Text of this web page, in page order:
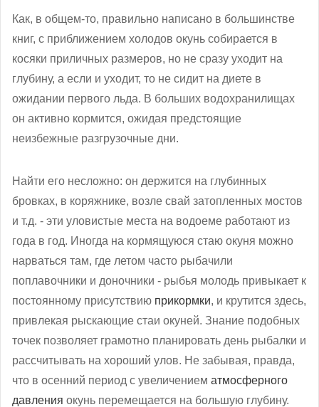
Как, в общем-то, правильно написано в большинстве
книг, с приближением холодов окунь собирается в
косяки приличных размеров, но не сразу уходит на
глубину, а если и уходит, то не сидит на диете в
ожидании первого льда. В больших водохранилищах
он активно кормится, ожидая предстоящие
неизбежные разгрузочные дни.
Найти его несложно: он держится на глубинных
бровках, в коряжнике, возле свай затопленных мостов
и т.д. - эти уловистые места на водоеме работают из
года в год. Иногда на кормящуюся стаю окуня можно
нарваться там, где летом часто рыбачили
поплавочники и доночники - рыбья молодь привыкает к
постоянному присутствию прикормки, и крутится здесь,
привлекая рыскающие стаи окуней. Знание подобных
точек позволяет грамотно планировать день рыбалки и
рассчитывать на хороший улов. Не забывая, правда,
что в осенний период с увеличением атмосферного
давления окунь перемещается на большую глубину.